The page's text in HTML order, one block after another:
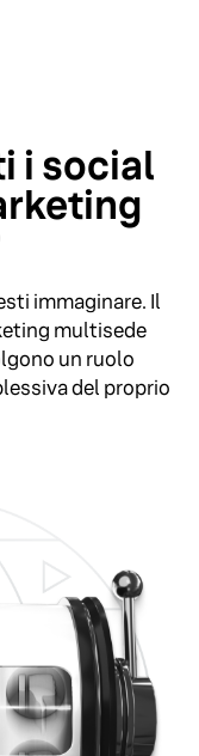
i social
immaginare. Il
multisede
un ruolo
del proprio